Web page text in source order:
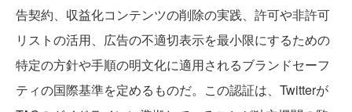
告契約、収益化コンテンツの削除の実践、許可や非許可
リストの活用、広告の不適切表示を最小限にするための
特定の方針や手順の明文化に適用されるブランドセーフ
ティの国際基準を定めるものだ。この認証は、Twitterが